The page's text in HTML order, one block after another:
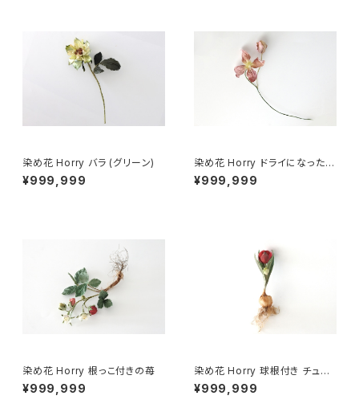
染め花 Horry バラ (グリーン)
¥999,999
染め花 Horry ドライになったク
レマチス
¥999,999
染め花 Horry 根っこ付きの苺
¥999,999
染め花 Horry 球根付き チュー
リップ (蕾つき・レッド)
¥999,999